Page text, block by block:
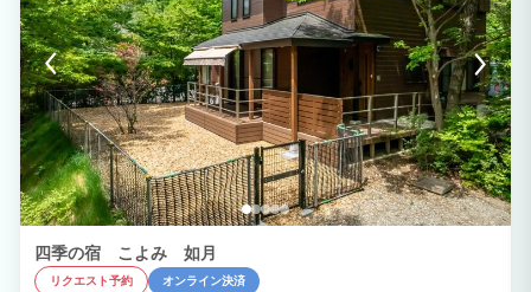
四季の宿 こよみ 如月
リクエスト予約 オンライン決済